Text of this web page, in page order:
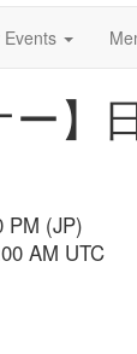
Events
ー
PM (JP)
AM UTC